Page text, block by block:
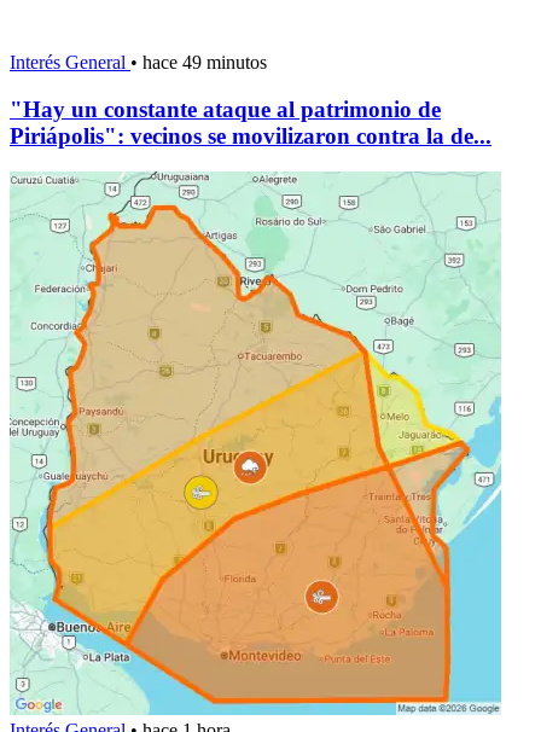
Interés General • hace 49 minutos
"Hay un constante ataque al patrimonio de
Piriápolis": vecinos se movilizaron contra la de...